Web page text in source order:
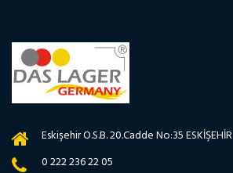
Eskişehir O.S.B. 20.Cadde No:35 ESKİŞEHİR
0 222 236 22 05